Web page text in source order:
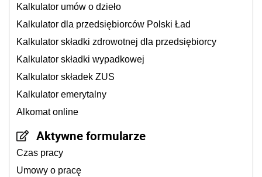
Kalkulator umów o dzieło
Kalkulator dla przedsiębiorców Polski Ład
Kalkulator składki zdrowotnej dla przedsiębiorcy
Kalkulator składki wypadkowej
Kalkulator składek ZUS
Kalkulator emerytalny
Alkomat online
Aktywne formularze
Czas pracy
Umowy o pracę